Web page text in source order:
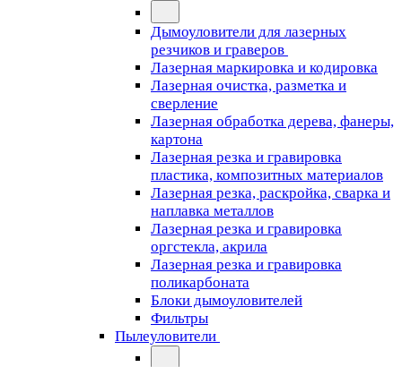
Дымоуловители для лазерных
резчиков и граверов
Лазерная маркировка и кодировка
Лазерная очистка, разметка и
сверление
Лазерная обработка дерева, фанеры,
картона
Лазерная резка и гравировка
пластика, композитных материалов
Лазерная резка, раскройка, сварка и
наплавка металлов
Лазерная резка и гравировка
оргстекла, акрила
Лазерная резка и гравировка
поликарбоната
Блоки дымоуловителей
Фильтры
Пылеуловители